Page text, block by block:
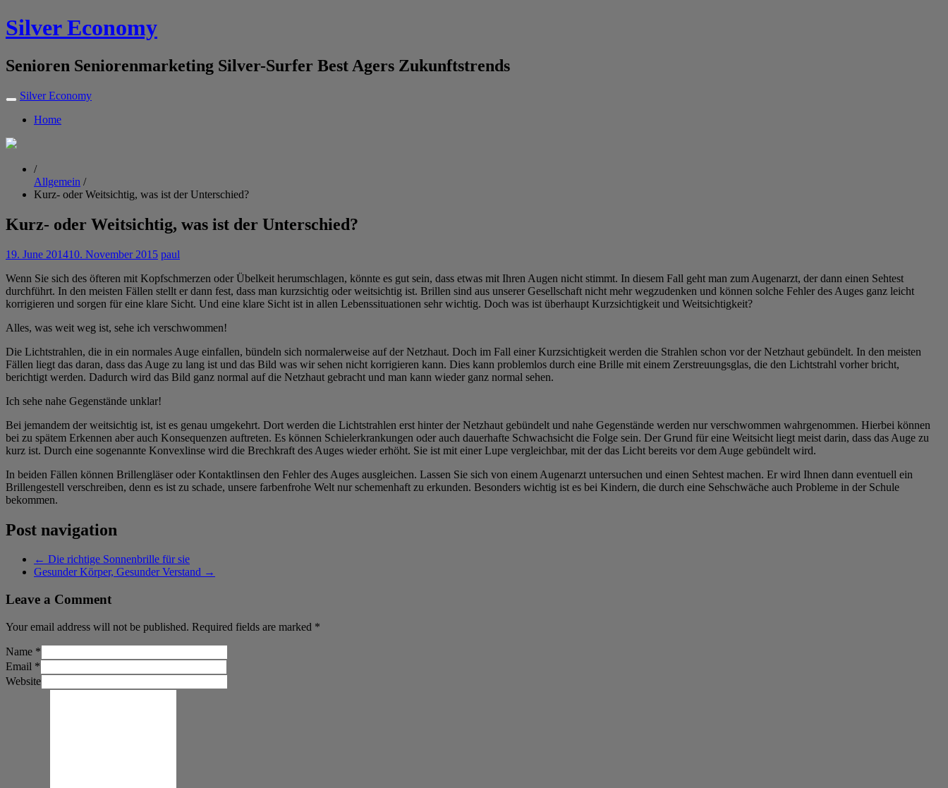
Silver Economy
Senioren Seniorenmarketing Silver-Surfer Best Agers Zukunftstrends
Silver Economy
Home
/
Allgemein /
Kurz- oder Weitsichtig, was ist der Unterschied?
Kurz- oder Weitsichtig, was ist der Unterschied?
19. June 201410. November 2015 paul
Wenn Sie sich des öfteren mit Kopfschmerzen oder Übelkeit herumschlagen, könnte es gut sein, dass etwas mit Ihren Augen nicht stimmt. In diesem Fall geht man zum Augenarzt, der dann einen Sehtest
durchführt. In den meisten Fällen stellt er dann fest, dass man kurzsichtig oder weitsichtig ist. Brillen sind aus unserer Gesellschaft nicht mehr wegzudenken und können solche Fehler des Auges ganz leicht
korrigieren und sorgen für eine klare Sicht. Und eine klare Sicht ist in allen Lebenssituationen sehr wichtig. Doch was ist überhaupt Kurzsichtigkeit und Weitsichtigkeit?
Alles, was weit weg ist, sehe ich verschwommen!
Die Lichtstrahlen, die in ein normales Auge einfallen, bündeln sich normalerweise auf der Netzhaut. Doch im Fall einer Kurzsichtigkeit werden die Strahlen schon vor der Netzhaut gebündelt. In den meisten
Fällen liegt das daran, dass das Auge zu lang ist und das Bild was wir sehen nicht korrigieren kann. Dies kann problemlos durch eine Brille mit einem Zerstreuungsglas, die den Lichtstrahl vorher bricht,
berichtigt werden. Dadurch wird das Bild ganz normal auf die Netzhaut gebracht und man kann wieder ganz normal sehen.
Ich sehe nahe Gegenstände unklar!
Bei jemandem der weitsichtig ist, ist es genau umgekehrt. Dort werden die Lichtstrahlen erst hinter der Netzhaut gebündelt und nahe Gegenstände werden nur verschwommen wahrgenommen. Hierbei können
bei zu spätem Erkennen aber auch Konsequenzen auftreten. Es können Schielerkrankungen oder auch dauerhafte Schwachsicht die Folge sein. Der Grund für eine Weitsicht liegt meist darin, dass das Auge zu
kurz ist. Durch eine sogenannte Konvexlinse wird die Brechkraft des Auges wieder erhöht. Sie ist mit einer Lupe vergleichbar, mit der das Licht bereits vor dem Auge gebündelt wird.
In beiden Fällen können Brillengläser oder Kontaktlinsen den Fehler des Auges ausgleichen. Lassen Sie sich von einem Augenarzt untersuchen und einen Sehtest machen. Er wird Ihnen dann eventuell ein
Brillengestell verschreiben, denn es ist zu schade, unsere farbenfrohe Welt nur schemenhaft zu erkunden. Besonders wichtig ist es bei Kindern, die durch eine Sehschwäche auch Probleme in der Schule
bekommen.
Post navigation
← Die richtige Sonnenbrille für sie
Gesunder Körper, Gesunder Verstand →
Leave a Comment
Your email address will not be published. Required fields are marked *
Name *
Email *
Website